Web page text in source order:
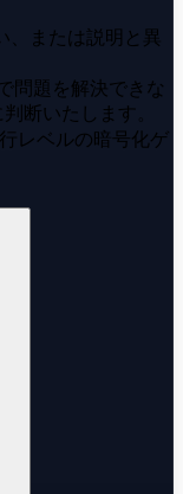
、または説明と異
問題を解決できな
断いたします。
レベルの暗号化ゲ